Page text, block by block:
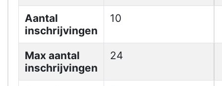
Aantal
inschrijvingen
10
Max aantal
inschrijvingen
24